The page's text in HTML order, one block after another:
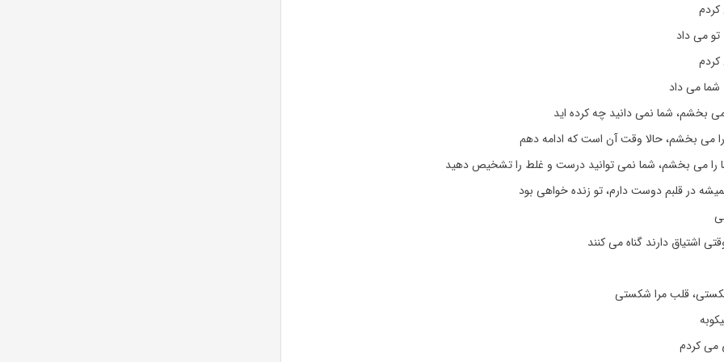
تو می داد
شما می داد
می بخشم، حالا وقت آن است که ادامه دهم
را می بخشم، شما نمی توانید درست و غلط را تشخیص دهید
در قلبم دوست دارم، تو زنده خواهی بود
اشتیاق دارند گناه می کنند
قلب مرا شکستی
می کردم